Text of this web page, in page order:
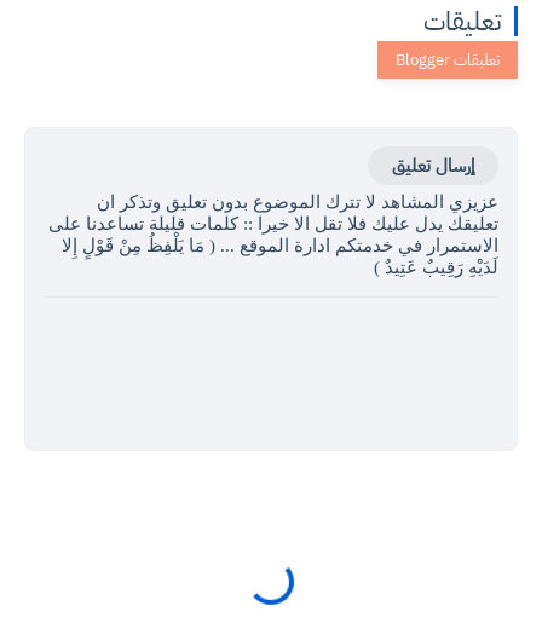
تعليقات
إرسال تعليق
عزيزي المشاهد لا تترك الموضوع بدون تعليق وتذكر ان
تعليقك يدل عليك فلا تقل الا خيرا :: كلمات قليلة تساعدنا على
الاستمرار في خدمتكم ادارة الموقع ... ( مَا يَلْفِظُ مِنْ قَوْلٍ إِلا
لَدَيْهِ رَقِيبٌ عَتِيدٌ )